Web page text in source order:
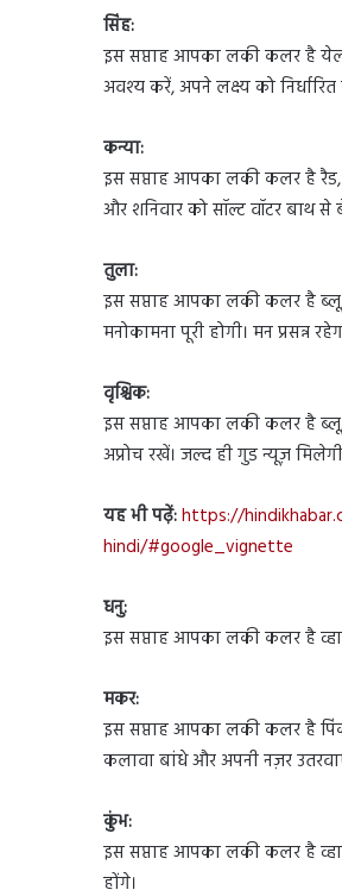
सिंह:
इस सप्ताह आपका लकी कलर है
अवश्य करें, अपने लक्ष्य को निर्धारित
कन्या:
इस सप्ताह आपका लकी कलर है
और शनिवार को सॉल्ट वॉटर बाथ
तुला:
इस सप्ताह आपका लकी कलर है
मनोकामना पूरी होगी। मन प्रसन्न
वृश्चिक:
इस सप्ताह आपका लकी कलर है ब्लू/
अप्रोच रखें। जल्द ही गुड न्यूज़
यह भी पढ़ें:https://
hindi/#google_vignette
धनु:
इस सप्ताह आपका लकी कलर है
मकर:
इस सप्ताह आपका लकी कलर है
कलावा बांधे और अपनी नज़र
कुंभ:
इस सप्ताह आपका लकी कलर है